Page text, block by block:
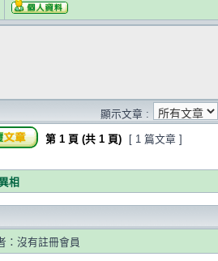
顯示文章 :
第 1 頁 (共 1 頁) [ 1 篇文章 ]
相
：沒有註冊會員